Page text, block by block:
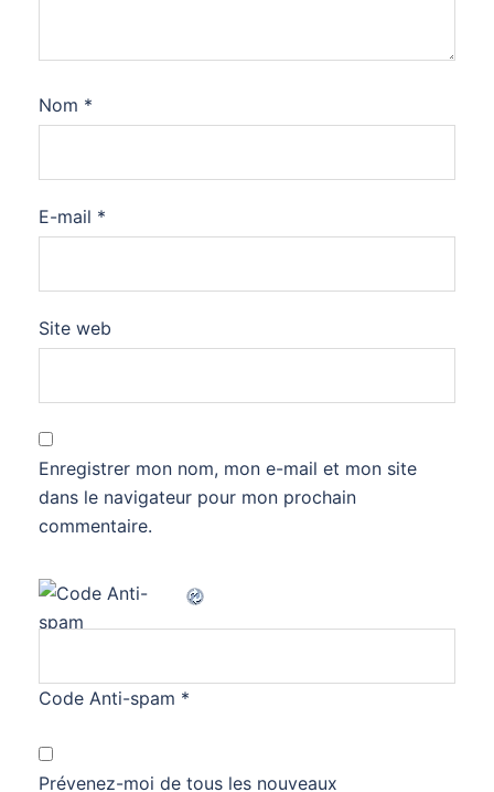
Nom *
E-mail *
Site web
Enregistrer mon nom, mon e-mail et mon site
dans le navigateur pour mon prochain
commentaire.
Code Anti-spam *
Prévenez-moi de tous les nouveaux